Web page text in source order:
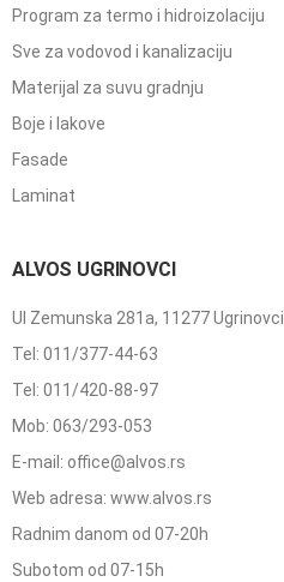
Program za termo i hidroizolaciju
Sve za vodovod i kanalizaciju
Materijal za suvu gradnju
Boje i lakove
Fasade
Laminat
ALVOS UGRINOVCI
Ul Zemunska 281a, 11277 Ugrinovci
Tel: 011/377-44-63
Tel: 011/420-88-97
Mob: 063/293-053
E-mail: office@alvos.rs
Web adresa: www.alvos.rs
Radnim danom od 07-20h
Subotom od 07-15h